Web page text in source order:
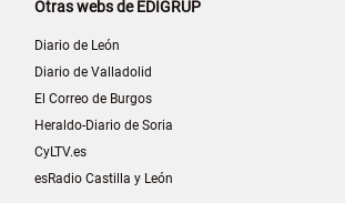
Otras webs de EDIGRUP
Diario de León
Diario de Valladolid
El Correo de Burgos
Heraldo-Diario de Soria
CyLTV.es
esRadio Castilla y León